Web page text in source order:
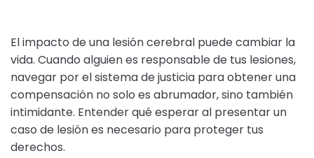
El impacto de una lesión cerebral puede cambiar la
vida. Cuando alguien es responsable de tus lesiones,
navegar por el sistema de justicia para obtener una
compensación no solo es abrumador, sino también
intimidante. Entender qué esperar al presentar un
caso de lesión es necesario para proteger tus
derechos.